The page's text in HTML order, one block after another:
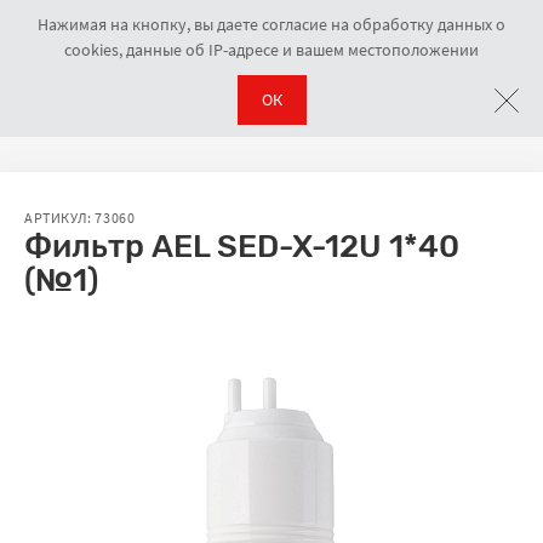
Фильтр AEL SED-X-12U 1*40 (№1)
АРТИКУЛ: 73060
Фильтр AEL SED-X-12U 1*40
(№1)
Нажимая на кнопку, вы даете согласие на обработку данных о
cookies, данные об IP-адресе и вашем местоположении
ОК